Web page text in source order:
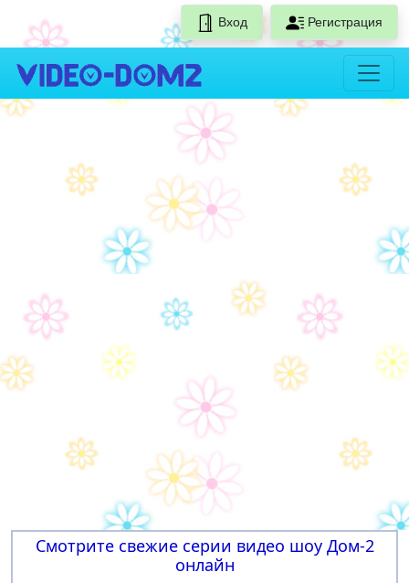
Вход Регистрация
Смотрите свежие серии видео шоу Дом-2
онлайн